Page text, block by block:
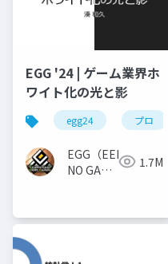
EGG '24 | ゲーム業界ホ
ワイト化の光と影
egg24 プロ
EGG（EEKANJI
NO GAME
1.7M